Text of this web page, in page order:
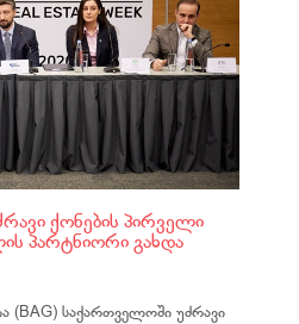
ქონების პირველი
პარტნიორი გახდა
(BAG) საქართველოში უძრავი